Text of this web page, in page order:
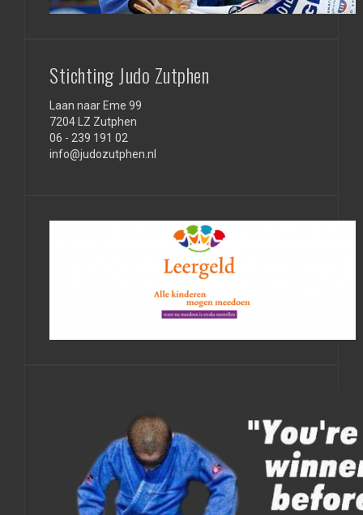
Stichting Judo Zutphen
Laan naar Eme 99
7204 LZ Zutphen
06 - 239 191 02
info@judozutphen.nl